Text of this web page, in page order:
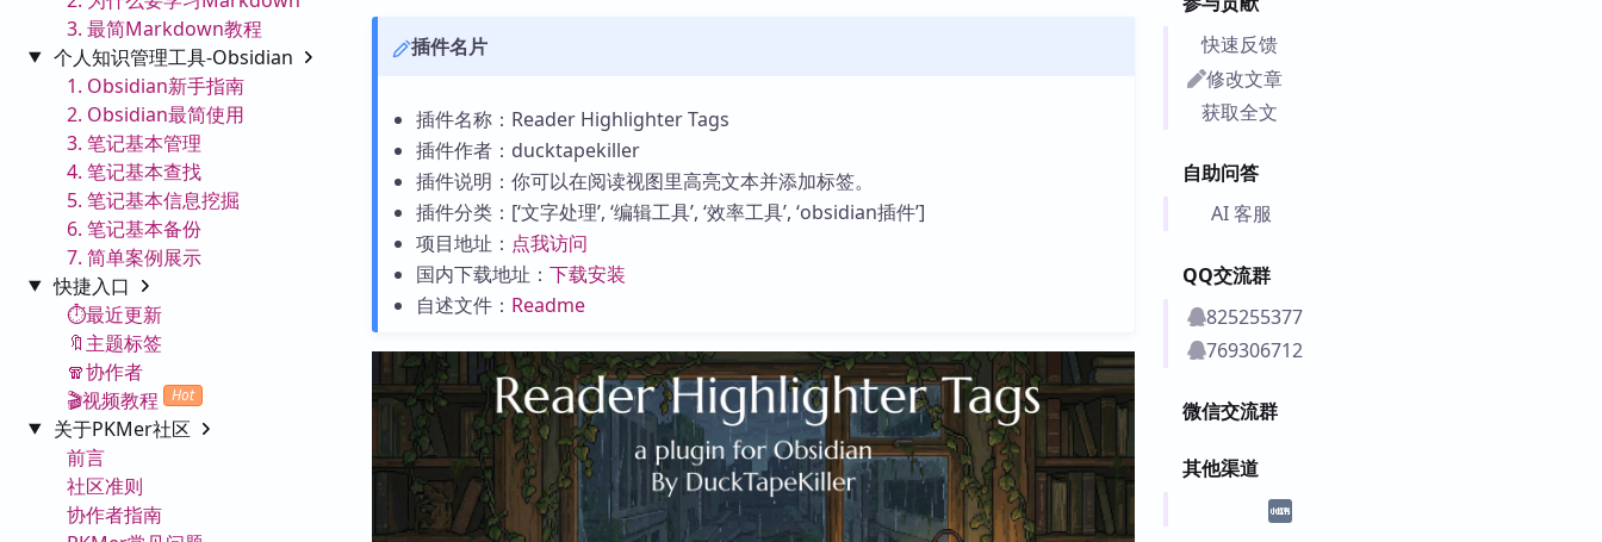
3. 最简Markdown教程
个人知识管理工具-Obsidian
1. Obsidian新手指南
2. Obsidian最简使用
3. 笔记基本管理
4. 笔记基本查找
5. 笔记基本信息挖掘
6. 笔记基本备份
7. 简单案例展示
快捷入口
⏱️最近更新
🔖主题标签
🧣协作者
🎬视频教程
Hot
关于PKMer社区
前言
社区准则
协作者指南
快速反馈
修改文章
获取全文
自助问答
AI 客服
QQ交流群
825255377
769306712
微信交流群
其他渠道
插件名片
插件名称：Reader Highlighter Tags
插件作者：ducktapekiller
插件说明：你可以在阅读视图里高亮文本并添加标签。
插件分类：[‘文字处理’, ‘编辑工具’, ‘效率工具’, ‘obsidian插件’]
项目地址： 点我访问
国内下载地址： 下载安装
自述文件： Readme